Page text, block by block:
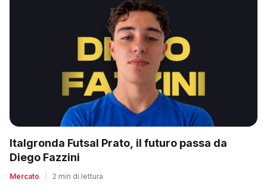
Italgronda Futsal Prato, il futuro passa da
Diego Fazzini
Mercato 2 min di lettura